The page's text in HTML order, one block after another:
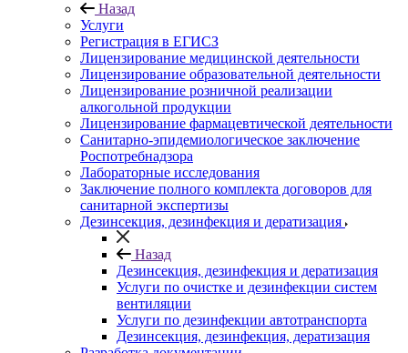
Назад
Услуги
Регистрация в ЕГИСЗ
Лицензирование медицинской деятельности
Лицензирование образовательной деятельности
Лицензирование розничной реализации
алкогольной продукции
Лицензирование фармацевтической деятельности
Санитарно-эпидемиологическое заключение
Роспотребнадзора
Лабораторные исследования
Заключение полного комплекта договоров для
санитарной экспертизы
Дезинсекция, дезинфекция и дератизация
Назад
Дезинсекция, дезинфекция и дератизация
Услуги по очистке и дезинфекции систем
вентиляции
Услуги по дезинфекции автотранспорта
Дезинсекция, дезинфекция, дератизация